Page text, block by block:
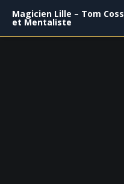
Magicien Lille – Tom
et Mentaliste